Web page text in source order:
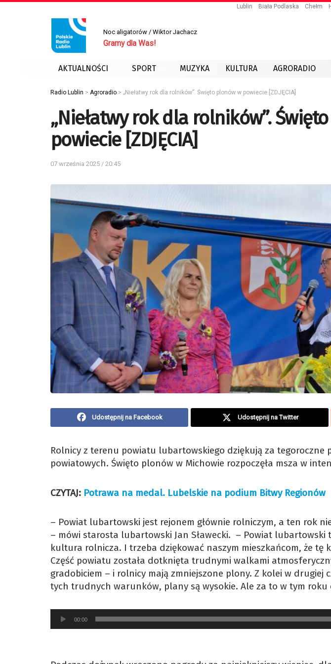
Lublin Biała Podlaska Chełm
Noc aligatorów / Wiktor Jachacz
Gramy dla Was!
AKTUALNOŚCI SPORT MUZYKA KULTURA AGRORADIO
Radio Lublin > Agroradio > „Niełatwy rok dla rolników”. Święto plonów w powiecie [ZDJĘCIA]
„Niełatwy rok dla rolników”.
powiecie [ZDJĘCIA]
07 września 2025 / 20:45
Udostępnij na Facebook Udostępnij na Twitter
Rolnicy z terenu powiatu lubartowskiego dziękują za tegoroczne
powiatowych. Święto plonów w Michowie rozpoczęła msza w
CZYTAJ: Potrawa na medal. Lubelskie na podium Bitwy Regionów
– Powiat lubartowski jest rejonem głównie rolniczym, a ten rok
– mówi starosta lubartowski Jan Sławecki. – Powiat lubartowski
kultura rolnicza. I trzeba dziękować naszym mieszkańcom, że tę
Część powiatu została dotknięta trudnymi walkami
gradobiciem – i rolnicy mają zmniejszone plony. Z kolei w drugiej
tych trudnych warunków, plany są wysokie. Ale za to w tym roku
Odtwarzacz
plików
00:00